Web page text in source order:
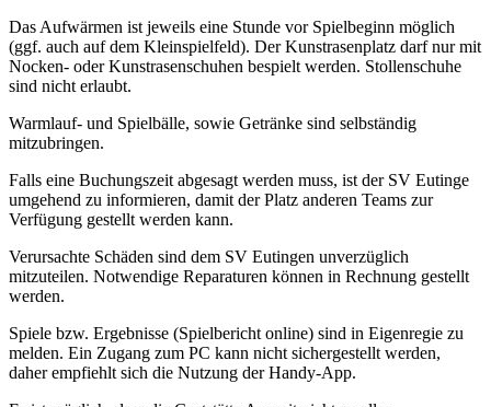
Das Aufwärmen ist jeweils eine Stunde vor Spielbeginn möglich
(ggf. auch auf dem Kleinspielfeld). Der Kunstrasenplatz darf nur mit
Nocken- oder Kunstrasenschuhen bespielt werden. Stollenschuhe
sind nicht erlaubt.
Warmlauf- und Spielbälle, sowie Getränke sind selbständig
mitzubringen.
Falls eine Buchungszeit abgesagt werden muss, ist der SV Eutinge
umgehend zu informieren, damit der Platz anderen Teams zur
Verfügung gestellt werden kann.
Verursachte Schäden sind dem SV Eutingen unverzüglich
mitzuteilen. Notwendige Reparaturen können in Rechnung gestellt
werden.
Spiele bzw. Ergebnisse (Spielbericht online) sind in Eigenregie zu
melden. Ein Zugang zum PC kann nicht sichergestellt werden,
daher empfiehlt sich die Nutzung der Handy-App.